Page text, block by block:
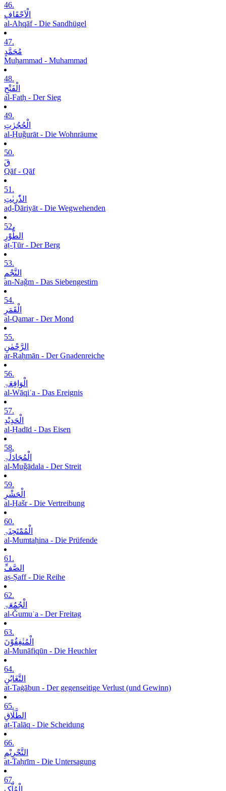
46.
الْاَحْقَافِ
al-Aḥqāf - Die Sandhügel
47.
مُحَمَّدٍ
Muḥammad - Muhammad
48.
الْفَتْحِ
al-Fatḥ - Der Sieg
49.
الْحُجُرٰتِ
al-Ḥuǧurāt - Die Wohnräume
50.
قٓ
Qāf - Qāf
51.
الذّٰرِیٰتِ
aḏ-Ḏāriyāt - Die Wegwehenden
52.
الطُّوْرِ
aṭ-Ṭūr - Der Berg
53.
النَّجْمِ
an-Naǧm - Das Siebengestirn
54.
الْقَمَرِ
al-Qamar - Der Mond
55.
الرَّحْمٰنِ
ar-Raḥmān - Der Gnadenreiche
56.
الْوَاقِعَۃِ
al-Wāqiʿa - Das Ereignis
57.
الْحَدِیْدِ
al-Ḥadīd - Das Eisen
58.
الْمُجَادَلَۃِ
al-Muǧādala - Der Streit
59.
الْحَشْرِ
al-Ḥašr - Die Vertreibung
60.
الْمُمْتَحِنَۃِ
al-Mumtaḥina - Die Prüfende
61.
الصَّفِّ
aṣ-Ṣaff - Die Reihe
62.
الْجُمُعَۃِ
al-Ǧumuʿa - Der Freitag
63.
الْمُنٰفِقُوْنَ
al-Munāfiqūn - Die Heuchler
64.
التَّغَابُنِ
at-Taġābun - Der gegenseitige Verlust (und Gewinn)
65.
الطَّلَاقِ
aṭ-Ṭalāq - Die Scheidung
66.
التَّحْرِیْمِ
at-Taḥrīm - Die Untersagung
67.